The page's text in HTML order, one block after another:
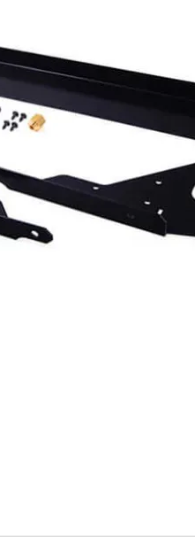
WSPARCIE